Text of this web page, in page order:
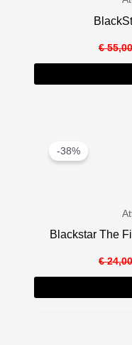
€55,00
-38%
Blackstar The
€24,00